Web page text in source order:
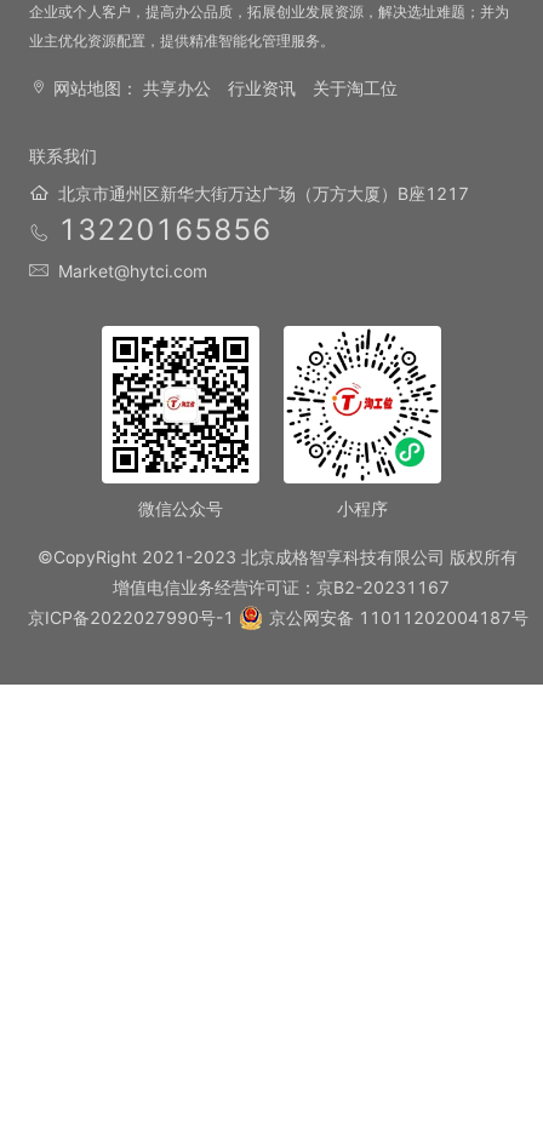
企业或个人客户，提高办公品质，拓展创业发展资源，解决选址难题；并为
业主优化资源配置，提供精准智能化管理服务。
网站地图： 共享办公 行业资讯 关于淘工位
联系我们
北京市通州区新华大街万达广场（万方大厦）B座1217
13220165856
Market@hytci.com
微信公众号 小程序
©CopyRight 2021-2023 北京成格智享科技有限公司 版权所有
增值电信业务经营许可证：京B2-20231167
京ICP备2022027990号-1
京公网安备 11011202004187号